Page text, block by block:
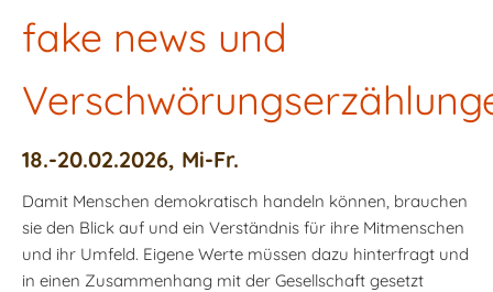
fake news und
18.-20.02.2026, Mi-Fr.
Damit Menschen demokratisch handeln können, brauchen
sie den Blick auf und ein Verständnis für ihre Mitmenschen
und ihr Umfeld. Eigene Werte müssen dazu hinterfragt und
in einen Zusammenhang mit der Gesellschaft gesetzt